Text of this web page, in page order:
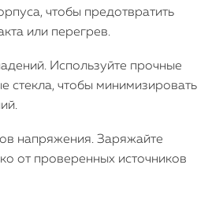
чтобы предотвратить
или перегрев.
Используйте прочные
стекла, чтобы минимизировать
напряжения. Заряжайте
от проверенных источников